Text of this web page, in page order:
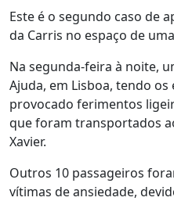
Este é o segundo caso de
da Carris no espaço de
Na segunda-feira à noite,
Ajuda, em Lisboa, tendo
provocado ferimentos
que foram transportados
Xavier.
Outros 10 passageiros
vítimas de ansiedade,